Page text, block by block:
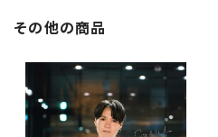
その他の商品